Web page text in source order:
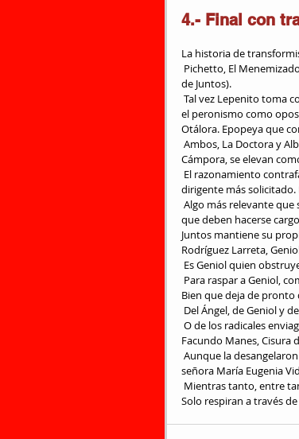
4.- Final con
La historia de
de Juntos).
el peronismo como
Otálora. Epopeya que
Cámpora, se elevan
dirigente más
que deben hacerse
Juntos mantiene su
Rodríguez Larreta,
Es Geniol quien
Bien que deja de
Del Ángel, de Geniol y
Facundo Manes, Cisura
señora María Eugenia
Solo respiran a través